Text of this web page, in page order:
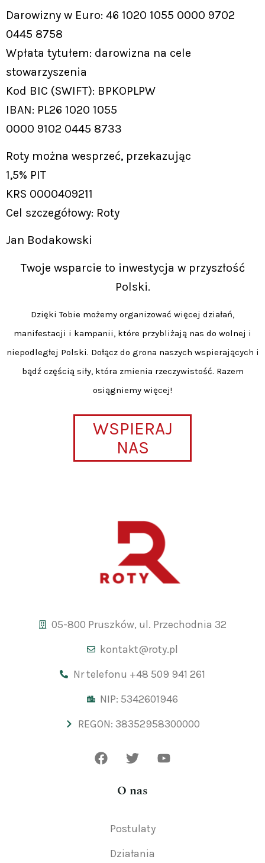
Darowizny w Euro: 46 1020 1055 0000 9702
0445 8758
Wpłata tytułem: darowizna na cele
stowarzyszenia
Kod BIC (SWIFT): BPKOPLPW
IBAN: PL26 1020 1055
0000 9102 0445 8733
Roty można wesprzeć, przekazując
1,5% PIT
KRS 0000409211
Cel szczegółowy: Roty
Jan Bodakowski
Twoje wsparcie to inwestycja w przyszłość
Polski.
Dzięki Tobie możemy organizować więcej działań,
manifestacji i kampanii, które przybliżają nas do wolnej i
niepodległej Polski. Dołącz do grona naszych wspierających i
bądź częścią siły, która zmienia rzeczywistość. Razem
osiągniemy więcej!
WSPIERAJ
NAS
05-800 Pruszków, ul. Przechodnia 32
kontakt@roty.pl
Nr telefonu +48 509 941 261
NIP: 5342601946
REGON: 38352958300000
O nas
Postulaty
Działania